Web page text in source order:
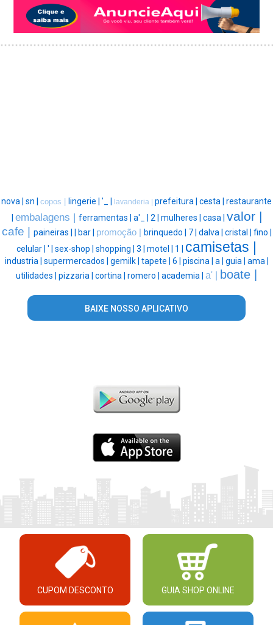
nova | sn | copos | lingerie | '_ | lavanderia | prefeitura | cesta | restaurante
embalagens | ferramentas | a'_ | 2 | mulheres | casa | valor |
cafe | paineiras | bar | promoção | brinquedo | 7 | dalva | cristal | fino |
celular | ' | sex-shop | shopping | 3 | motel | 1 | camisetas |
industria | supermercados | gemilk | tapete | 6 | piscina | a | guia | ama |
utilidades | pizzaria | cortina | romero | academia | a' | boate |
BAIXE NOSSO APLICATIVO
CUPOM DESCONTO GUIA SHOP ONLINE